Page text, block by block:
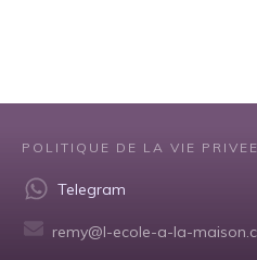
POLITIQUE DE LA VIE PRIVEE
Telegram
remy@l-ecole-a-la-